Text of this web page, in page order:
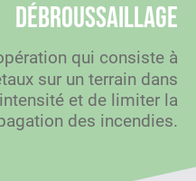
qui consiste à
sur un terrain dans
et de limiter la
des incendies.
Débroussaillage